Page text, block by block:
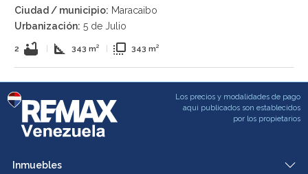
Ciudad / municipio: Maracaibo
Urbanización: 5 de Julio
2 bathtub square_foot 343 m² flip_to_front 343 m²
Los precios y modalidades de pago
aqui publicados son establecidos
por los propietarios
Inmuebles